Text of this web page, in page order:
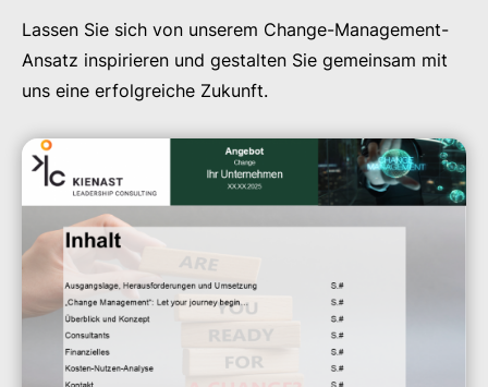
Lassen Sie sich von unserem Change-Management-
Ansatz inspirieren und gestalten Sie gemeinsam mit
uns eine erfolgreiche Zukunft.